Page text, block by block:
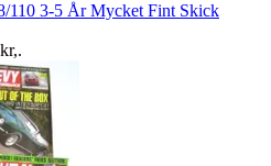
110 3-5 År Mycket Fint Skick
,.